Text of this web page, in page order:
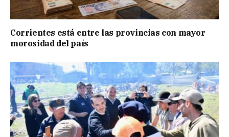
Corrientes está entre las provincias con mayor
morosidad del país